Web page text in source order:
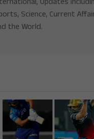
Science, Current
the World.